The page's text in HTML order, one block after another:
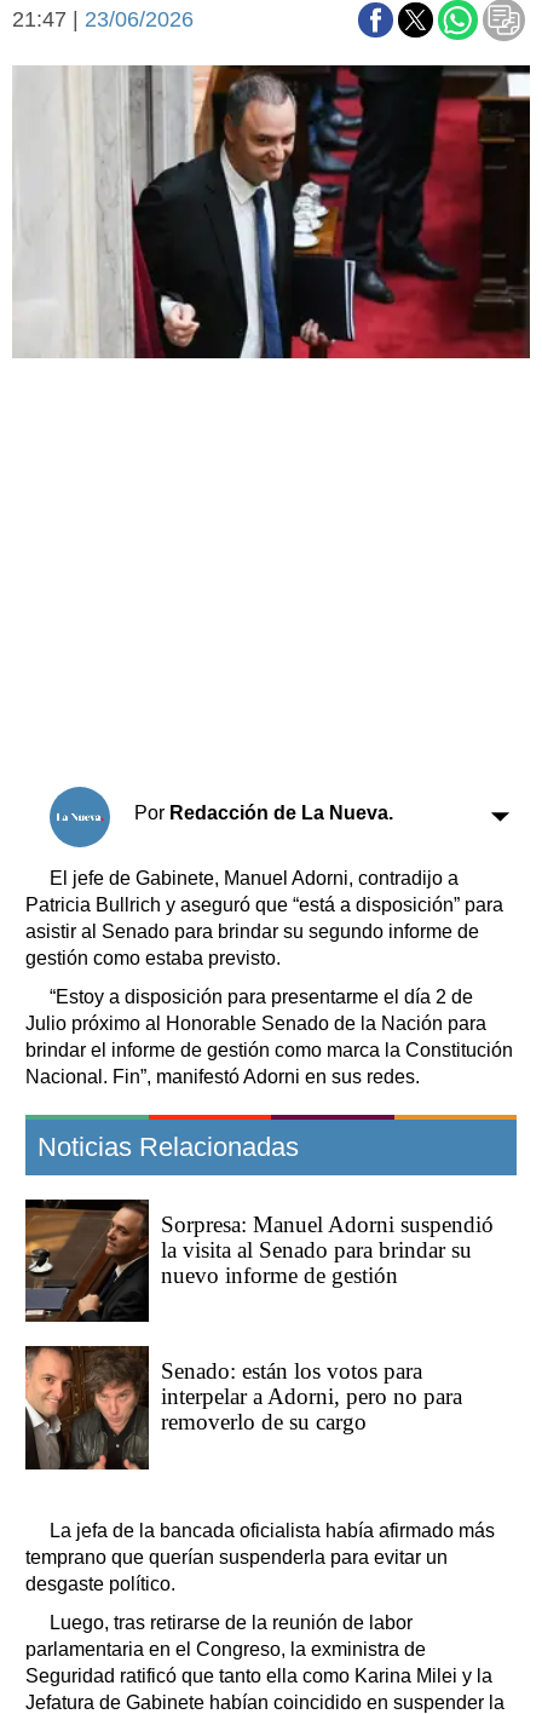
Espacio empresas
Sociedad y tiempo
Sociedad
Tecnología
Turismo
Salud
Es viral
Clasificados
21:47 | 23/06/2026
Por Redacción de La Nueva.
El jefe de Gabinete, Manuel Adorni, contradijo a
Patricia Bullrich y aseguró que “está a disposición” para
asistir al Senado para brindar su segundo informe de
gestión como estaba previsto.
“Estoy a disposición para presentarme el día 2 de
Julio próximo al Honorable Senado de la Nación para
brindar el informe de gestión como marca la Constitución
Nacional. Fin”, manifestó Adorni en sus redes.
Noticias Relacionadas
Sorpresa: Manuel Adorni suspendió
la visita al Senado para brindar su
nuevo informe de gestión
Senado: están los votos para
interpelar a Adorni, pero no para
removerlo de su cargo
La jefa de la bancada oficialista había afirmado más
temprano que querían suspenderla para evitar un
desgaste político.
Luego, tras retirarse de la reunión de labor
parlamentaria en el Congreso, la exministra de
Seguridad ratificó que tanto ella como Karina Milei y la
Jefatura de Gabinete habían coincidido en suspender la